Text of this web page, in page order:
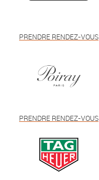
PRENDRE RENDEZ-VOUS
PRENDRE RENDEZ-VOUS